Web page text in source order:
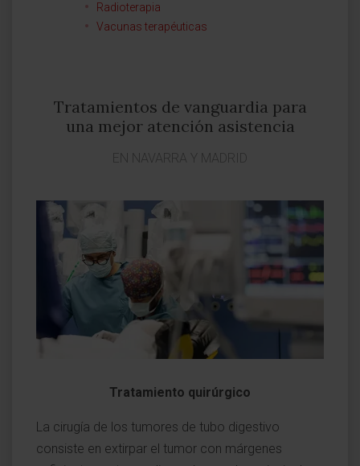
Radioterapia
Vacunas terapéuticas
Tratamientos de vanguardia para
una mejor atención asistencia
EN NAVARRA Y MADRID
Tratamiento quirúrgico
La cirugía de los tumores de tubo digestivo
consiste en extirpar el tumor con márgenes